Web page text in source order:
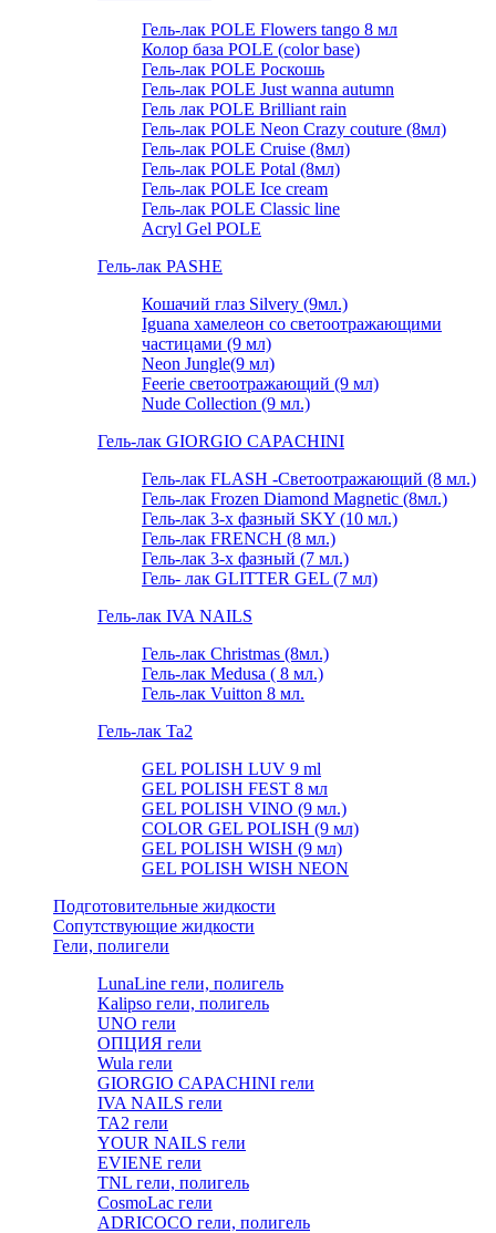
Гель-лак POLE Flowers tango 8 мл
Колор база POLE (color base)
Гель-лак POLE Роскошь
Гель-лак POLE Just wanna autumn
Гель лак POLE Brilliant rain
Гель-лак POLE Neon Crazy couture (8мл)
Гель-лак POLE Cruise (8мл)
Гель-лак POLE Potal (8мл)
Гель-лак POLE Ice cream
Гель-лак POLE Classic line
Acryl Gel POLE
Гель-лак PASHE
Кошачий глаз Silvery (9мл.)
Iguana хамелеон со светоотражающими
частицами (9 мл)
Neon Jungle(9 мл)
Feerie светоотражающий (9 мл)
Nude Collection (9 мл.)
Гель-лак GIORGIO CAPACHINI
Гель-лак FLASH -Cветоотражающий (8 мл.)
Гель-лак Frozen Diamond Magnetic (8мл.)
Гель-лак 3-х фазный SKY (10 мл.)
Гель-лак FRENCH (8 мл.)
Гель-лак 3-х фазный (7 мл.)
Гель- лак GLITTER GEL (7 мл)
Гель-лак IVA NAILS
Гель-лак Christmas (8мл.)
Гель-лак Medusa ( 8 мл.)
Гель-лак Vuitton 8 мл.
Гель-лак Ta2
GEL POLISH LUV 9 ml
GEL POLISH FEST 8 мл
GEL POLISH VINO (9 мл.)
COLOR GEL POLISH (9 мл)
GEL POLISH WISH (9 мл)
GEL POLISH WISH NEON
Подготовительные жидкости
Сопутствующие жидкости
Гели, полигели
LunaLine гели, полигель
Kalipso гели, полигель
UNO гели
ОПЦИЯ гели
Wula гели
GIORGIO CAPACHINI гели
IVA NAILS гели
TA2 гели
YOUR NAILS гели
EVIENE гели
TNL гели, полигель
CosmoLac гели
ADRICOCO гели, полигель